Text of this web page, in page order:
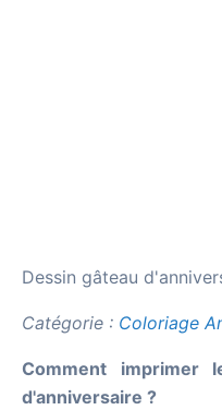
Dessin gâteau
Catégorie : Coloriage
Comment imprimer
d'anniversaire ?